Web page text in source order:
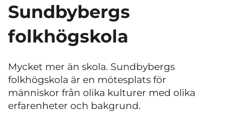
Sundbybergs
folkhögskola
Mycket mer än skola. Sundbybergs
folkhögskola är en mötesplats för
människor från olika kulturer med olika
erfarenheter och bakgrund.